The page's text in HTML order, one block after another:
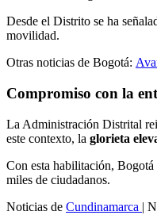
Desde el Distrito se ha
movilidad.
Otras noticias de Bogotá:
Compromiso con la
La Administración Distrital
este contexto, la glorieta
Con esta habilitación,
miles de ciudadanos.
Noticias de Cundinamarca |